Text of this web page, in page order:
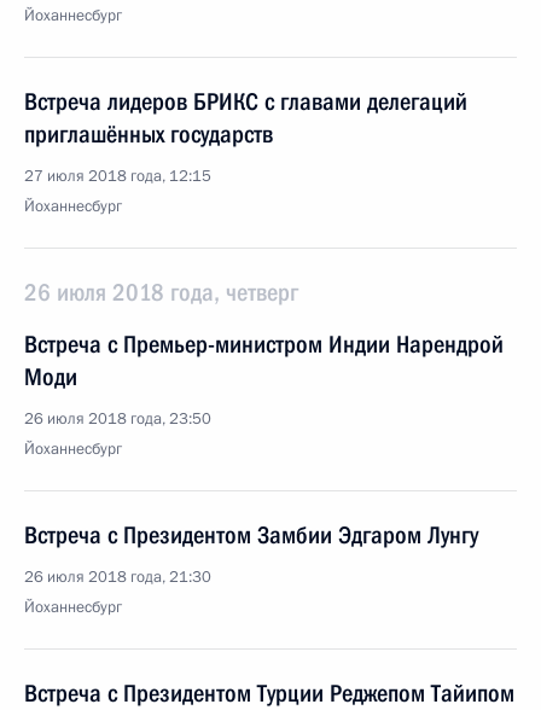
Йоханнесбург
Встреча лидеров БРИКС с главами делегаций
приглашённых государств
27 июля 2018 года, 12:15
Йоханнесбург
26 июля 2018 года, четверг
Встреча с Премьер-министром Индии Нарендрой
Моди
26 июля 2018 года, 23:50
Йоханнесбург
Встреча с Президентом Замбии Эдгаром Лунгу
26 июля 2018 года, 21:30
Йоханнесбург
Встреча с Президентом Турции Реджепом Тайипом